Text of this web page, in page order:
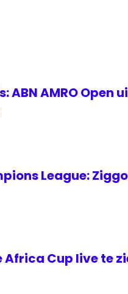
ABN AMRO
League:
Africa Cup live te